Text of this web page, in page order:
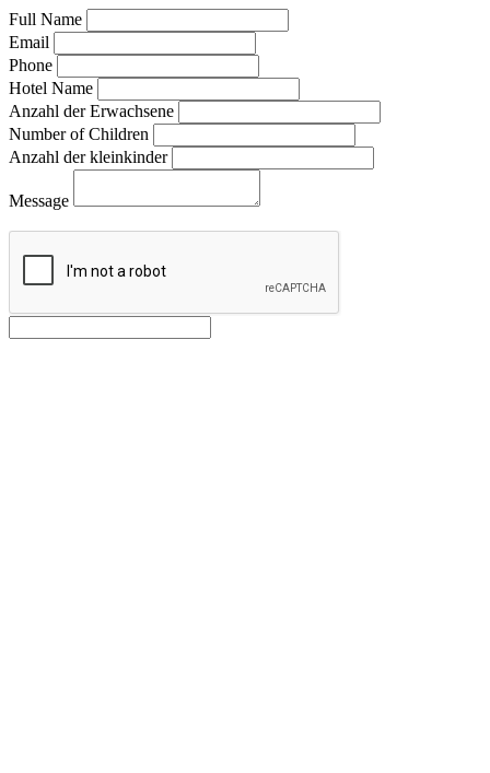
Full Name
Email
Phone
Hotel Name
Anzahl der Erwachsene
Number of Children
Anzahl der kleinkinder
Message